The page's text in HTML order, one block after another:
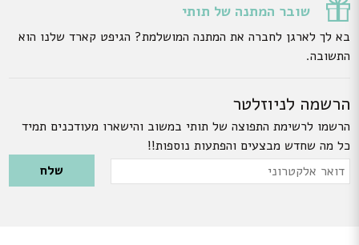
שובר המתנה של תותי
בא לך לארגן לחברה את המתנה המושלמת? הגיפט קארד שלנו הוא
התשובה.
הרשמה לניוזלטר
הרשמו לרשימת התפוצה של תותי במשוב והישארו מעודכנים תמיד
כל מה שחדש מבצעים והפתעות נוספות!!
Please leave this field empty.
דואר